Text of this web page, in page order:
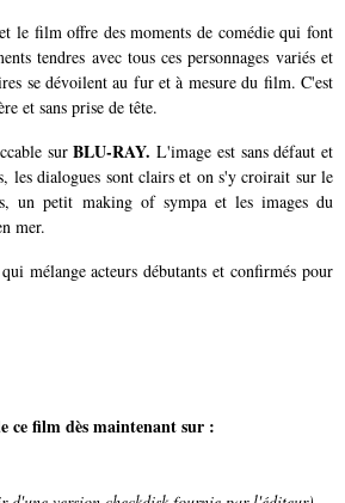
le film offre des moments de comédie qui font
tendres avec tous ces personnages variés et
se dévoilent au fur et à mesure du film. C'est
et sans prise de tête.
surBLU-RAY. L'image est sans défaut et
les dialogues sont clairs et on s'y croirait sur le
un petit making of sympa et les images du
mer.
mélange acteurs débutants et confirmés pour
ce film dès maintenant sur :